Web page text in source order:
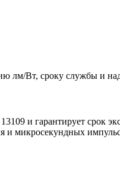
лм/Вт, сроку службы и
и гарантирует срок
и микросекундных